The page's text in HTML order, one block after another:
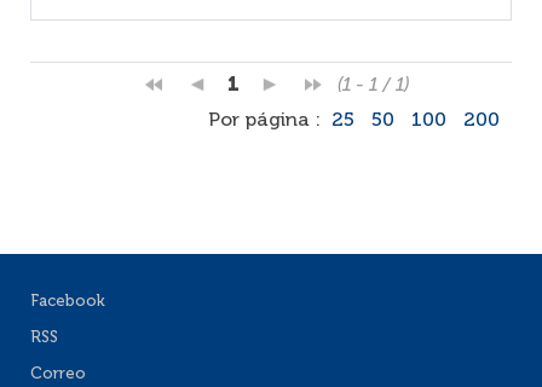
1
(1 - 1 / 1)
Por página :
25 50 100 200
Facebook
RSS
Correo